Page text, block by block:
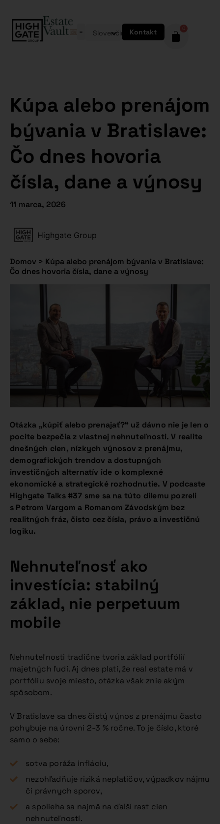
Slovenčina Kontakt 0
Kúpa alebo prenájom
bývania v Bratislave:
Čo dnes hovoria
čísla, dane a výnosy
11 marca, 2026
Highgate Group
Domov > Kúpa alebo prenájom bývania v Bratislave:
Čo dnes hovoria čísla, dane a výnosy
Otázka „kúpiť alebo prenajať?“ už dávno nie je len o
pocite bezpečia z vlastnej nehnuteľnosti. V realite
dnešných cien, nízkych výnosov z prenájmu,
demografických trendov a dostupných
investičných alternatív ide o komplexné
ekonomické a strategické rozhodnutie. V podcaste
Highgate Talks #37 sme sa na túto dilemu pozreli
s Petrom Vargom a Romanom Závodským bez
realitných fráz, čisto cez čísla, právo a investičnú
logiku.
Nehnuteľnosť ako
investícia: stabilný
základ, nie perpetuum
mobile
Nehnuteľnosti tradične tvoria základ portfólií
majetných ľudí. Aj dnes platí, že real estate má v
portfóliu svoje miesto, otázka však znie akým
spôsobom.
V Bratislave sa dnes čistý výnos z prenájmu často
pohybuje na úrovni 2-3 % ročne. To je číslo, ktoré
samo o sebe:
sotva poráža infláciu,
nezohľadňuje riziká neplatičov, výpadkov nájmu
či právnych sporov,
a spolieha sa najmä na ďalší rast cien
nehnuteľností.